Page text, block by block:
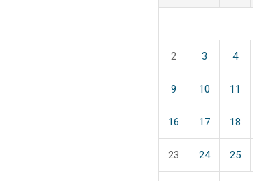
2 3 4
9 10 11
16 17 18
23 24 25